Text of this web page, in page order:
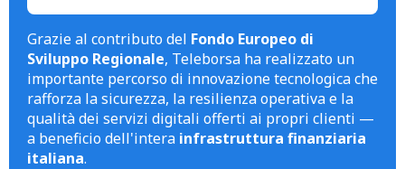
Grazie al contributo del Fondo Europeo di
Sviluppo Regionale, Teleborsa ha realizzato un
importante percorso di innovazione tecnologica che
rafforza la sicurezza, la resilienza operativa e la
qualità dei servizi digitali offerti ai propri clienti —
a beneficio dell'intera infrastruttura finanziaria
italiana.